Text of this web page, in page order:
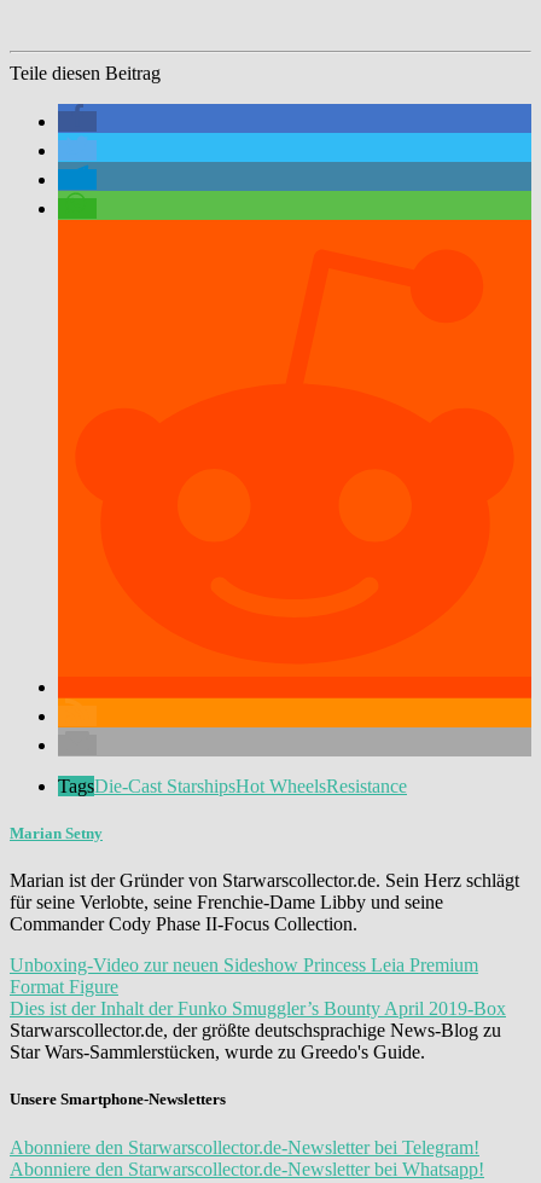
Teile diesen Beitrag
TagsDie-Cast StarshipsHot WheelsResistance
Marian Setny
Marian ist der Gründer von Starwarscollector.de. Sein Herz schlägt
für seine Verlobte, seine Frenchie-Dame Libby und seine
Commander Cody Phase II-Focus Collection.
Unboxing-Video zur neuen Sideshow Princess Leia Premium
Format Figure
Dies ist der Inhalt der Funko Smuggler’s Bounty April 2019-Box
Starwarscollector.de, der größte deutschsprachige News-Blog zu
Star Wars-Sammlerstücken, wurde zu Greedo's Guide.
Unsere Smartphone-Newsletters
Abonniere den Starwarscollector.de-Newsletter bei Telegram!
Abonniere den Starwarscollector.de-Newsletter bei Whatsapp!